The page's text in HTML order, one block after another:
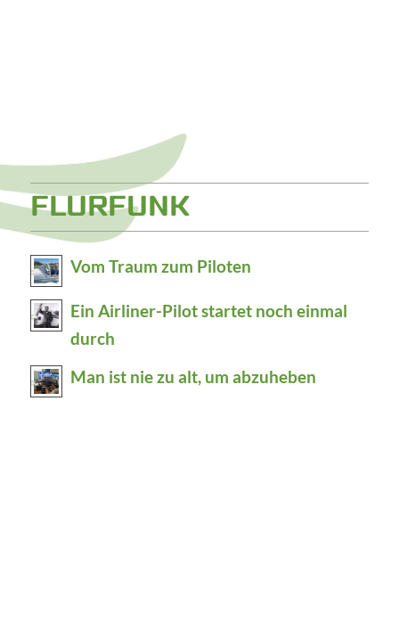
FLURFUNK
Vom Traum zum Piloten
Ein Airliner-Pilot startet noch einmal
durch
Man ist nie zu alt, um abzuheben